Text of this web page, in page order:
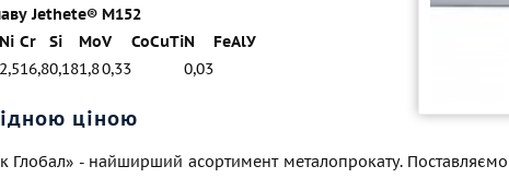
Jethete® M152
Ni Cr Si MoV CoCuTiN FeAlУ
2,516,80,181,80,33 0,03
ціною
Глобал» - найширший асортимент металопрокату.